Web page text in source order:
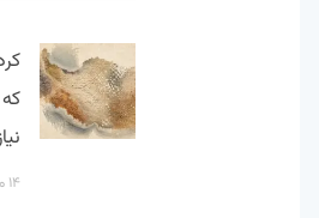
۱۴ مرداد ۱۴۰۵